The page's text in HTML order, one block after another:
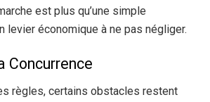
est plus qu’une simple
levier économique à ne pas négliger.
Concurrence
règles, certains obstacles restent